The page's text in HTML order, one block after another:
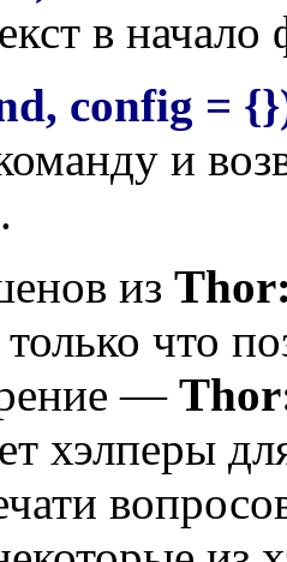
в начало
config =
и
из
что
—
хэлперы